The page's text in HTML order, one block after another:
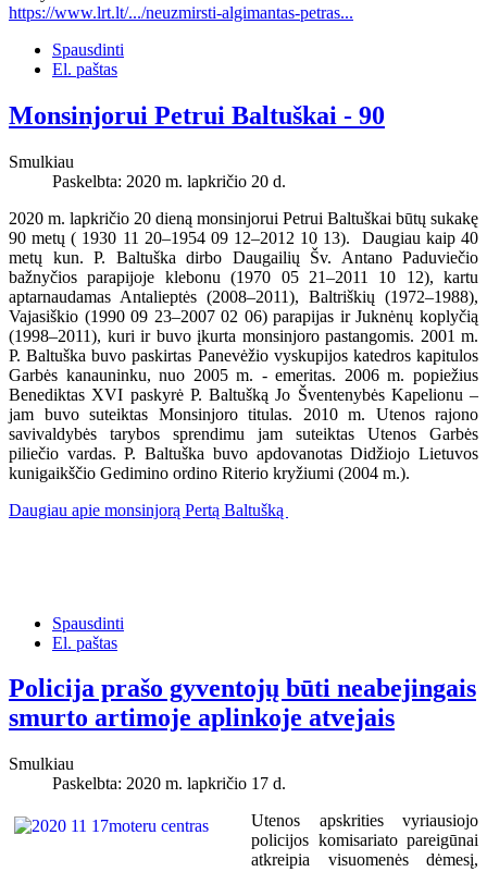
https://www.lrt.lt/.../neuzmirsti-algimantas-petras...
Spausdinti
El. paštas
Monsinjorui Petrui Baltuškai - 90
Smulkiau
Paskelbta: 2020 m. lapkričio 20 d.
2020 m. lapkričio 20 dieną monsinjorui Petrui Baltuškai būtų sukakę
90 metų ( 1930 11 20–1954 09 12–2012 10 13). Daugiau kaip 40
metų kun. P. Baltuška dirbo Daugailių Šv. Antano Paduviečio
bažnyčios parapijoje klebonu (1970 05 21–2011 10 12), kartu
aptarnaudamas Antalieptės (2008–2011), Baltriškių (1972–1988),
Vajasiškio (1990 09 23–2007 02 06) parapijas ir Juknėnų koplyčią
(1998–2011), kuri ir buvo įkurta monsinjoro pastangomis. 2001 m.
P. Baltuška buvo paskirtas Panevėžio vyskupijos katedros kapitulos
Garbės kanauninku, nuo 2005 m. - emeritas. 2006 m. popiežius
Benediktas XVI paskyrė P. Baltušką Jo Šventenybės Kapelionu –
jam buvo suteiktas Monsinjoro titulas. 2010 m. Utenos rajono
savivaldybės tarybos sprendimu jam suteiktas Utenos Garbės
piliečio vardas. P. Baltuška buvo apdovanotas Didžiojo Lietuvos
kunigaikščio Gedimino ordino Riterio kryžiumi (2004 m.).
Daugiau apie monsinjorą Pertą Baltušką
Spausdinti
El. paštas
Policija prašo gyventojų būti neabejingais
smurto artimoje aplinkoje atvejais
Smulkiau
Paskelbta: 2020 m. lapkričio 17 d.
Utenos apskrities vyriausiojo
policijos komisariato pareigūnai
atkreipia visuomenės dėmesį,